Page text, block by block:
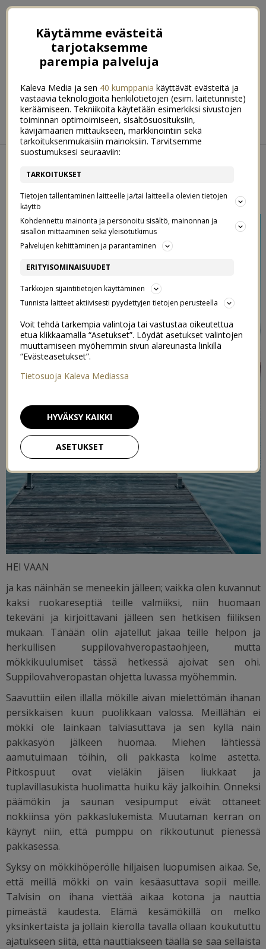
ETUSIVU RUOKA
HYVINVOINTI
KOTI & SISUSTUS
LIFESTYLE
PERJANTAI 06. LOKAKUUN 2023
SYKSY ON LUOPUMISEN AIKAA
HEI VAAN
ja kas näinhän se meneekin jälleen; vaikka olen kuvannut
kaksi ruokareseptiä teille valmiiksi, niin huomaan
tekeväni ja kirjoittavani jälleen sen hetkisen fiiliksen
mukaan. Tänään olin ajatellut jakaa teille helpon ja
herkullisen suppilovahveropastaohjeen, mutta
mökkikuulumiset tässä hetkessä ajoivat sen ohi.
Suppilovahveropastan ohjetta luvassa myöhemmin.
Saavuttiin eilen illalla mökille aivan mielettömän ihanan
persikkaisen kuun puolikkaan valossa. Meillähän ei
mökki ole lainkaan talviasuttava ja sen kyllä näin
pakkasyön jälkeen huomaa. Miehen lähtiessä
aamutuimaan töihin, oli pakkasta kolme astetta.
Pitkospuut ovat vieläkin jäisen liukkaat ja
tuplavillasukista huolimatta huiku käy jalkoihin. Onneksi
päämökin ja saunan vesipumput eivät ottaneet
nokkiinsa yön pakkaslukemista. Muutaman kerran on
käynyt niin, että pumppu on rikkoutunut pienessä
pakkasessa.
Syksy on mökkihöperölle hiljaisen luopumisen aikaa. Se,
että meillä mökki on vain kesäasuttava sopii meille.
Talvisin on ihana viettää aikaa kotona ja nauttia
pimeästä kaudesta. Elämä kesämökillä on melko
yksinkertaista ja jollain kierolla tavalla ollaan koukututtu
ajatukseen siitä, että nauttiakseen täällä se saa sellaista
Käytämme evästeitä
tarjotaksemme
parempia palveluja
Kaleva Media ja sen 40 kumppania käyttävät evästeitä ja
vastaavia teknologioita henkilötietojen (esim. laitetunniste)
keräämiseen. Tekniikoita käytetään esimerkiksi sivustojen
toiminnan optimoimiseen, sisältösuosituksiin,
kävijämäärien mittaukseen, markkinointiin sekä
tarkoituksenmukaisiin mainoksiin. Tarvitsemme
suostumuksesi seuraaviin:
TARKOITUKSET
Tietojen tallentaminen laitteelle ja/tai laitteella olevien tietojen
käyttö
Kohdennettu mainonta ja personoitu sisältö, mainonnan ja
sisällön mittaaminen sekä yleisötutkimus
Palvelujen kehittäminen ja parantaminen
ERITYISOMINAISUUDET
Tarkkojen sijaintitietojen käyttäminen
Tunnista laitteet aktiivisesti pyydettyjen tietojen perusteella
Voit tehdä tarkempia valintoja tai vastustaa oikeutettua
etua klikkaamalla “Asetukset”. Löydät asetukset valintojen
muuttamiseen myöhemmin sivun alareunasta linkillä
“Evästeasetukset”.
Tietosuoja Kaleva Mediassa
ASETUKSET
HYVÄKSY KAIKKI